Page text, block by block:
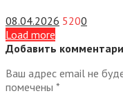
08.04.2026 5200
Load more
Добавить
Ваш адрес email не
помечены *